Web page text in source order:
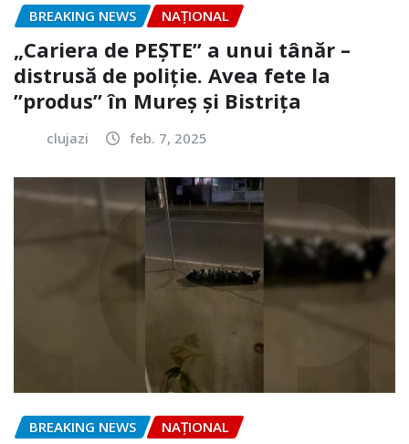
BREAKING NEWS NAŢIONAL
„Cariera de PEȘTE” a unui tânăr –
distrusă de poliție. Avea fete la
”produs” în Mureș și Bistrița
clujazi feb. 7, 2025
BREAKING NEWS NAŢIONAL